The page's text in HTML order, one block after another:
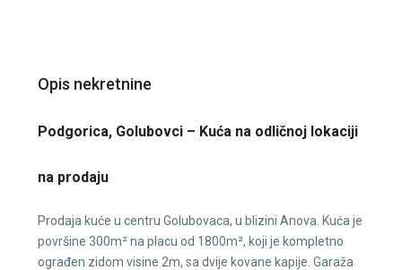
Opis nekretnine
Podgorica, Golubovci – Kuća na odličnoj lokaciji
na prodaju
Prodaja kuće u centru Golubovaca, u blizini Anova. Kuća je
površine 300m² na placu od 1800m², koji je kompletno
ograđen zidom visine 2m, sa dvije kovane kapije. Garaža